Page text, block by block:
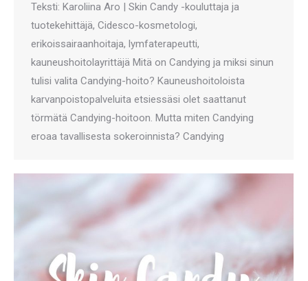
Teksti: Karoliina Aro | Skin Candy -kouluttaja ja
tuotekehittäjä, Cidesco-kosmetologi,
erikoissairaanhoitaja, lymfaterapeutti,
kauneushoitolayrittäjä Mitä on Candying ja miksi sinun
tulisi valita Candying-hoito? Kauneushoitoloista
karvanpoistopalveluita etsiessäsi olet saattanut
törmätä Candying-hoitoon. Mutta miten Candying
eroaa tavallisesta sokeroinnista? Candying